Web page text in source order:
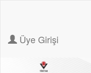
Üye Girişi